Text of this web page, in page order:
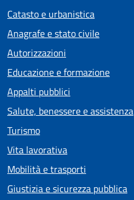
Catasto e urbanistica
Anagrafe e stato civile
Autorizzazioni
Educazione e formazione
Appalti pubblici
Salute, benessere e assistenza
Turismo
Vita lavorativa
Mobilità e trasporti
Giustizia e sicurezza pubblica